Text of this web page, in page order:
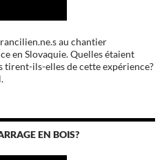
au chantier
en Slovaquie. Quelles étaient
tirent-ils-elles de cette expérience?
EN BOIS?